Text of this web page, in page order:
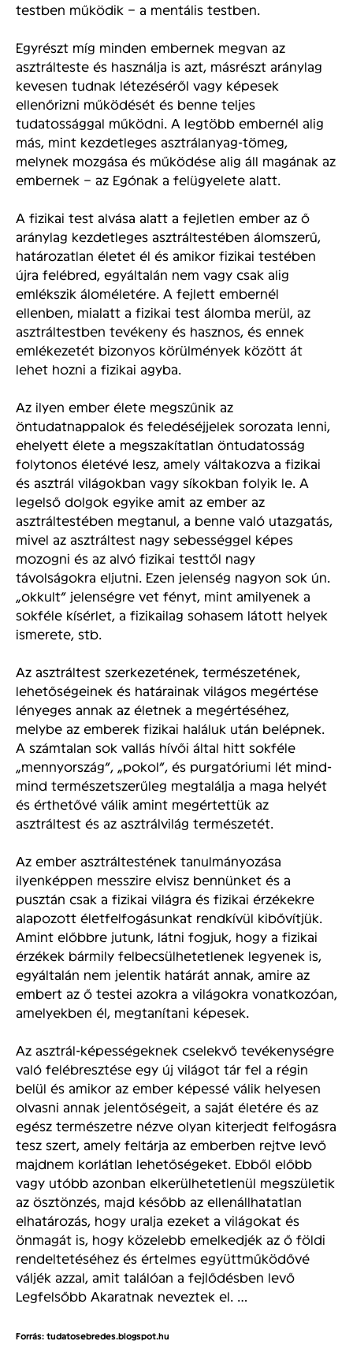
testben működik – a mentális testben.
Egyrészt míg minden embernek megvan az
asztrálteste és használja is azt, másrészt aránylag
kevesen tudnak létezéséről vagy képesek
ellenőrizni működését és benne teljes
tudatossággal működni. A legtöbb embernél alig
más, mint kezdetleges asztrálanyag-tömeg,
melynek mozgása és működése alig áll magának az
embernek – az Egónak a felügyelete alatt.
A fizikai test alvása alatt a fejletlen ember az ő
aránylag kezdetleges asztráltestében álomszerű,
határozatlan életet él és amikor fizikai testében
újra felébred, egyáltalán nem vagy csak alig
emlékszik áloméletére. A fejlett embernél
ellenben, mialatt a fizikai test álomba merül, az
asztráltestben tevékeny és hasznos, és ennek
emlékezetét bizonyos körülmények között át
lehet hozni a fizikai agyba.
Az ilyen ember élete megszűnik az
öntudatnappalok és feledéséjjelek sorozata lenni,
ehelyett élete a megszakítatlan öntudatosság
folytonos életévé lesz, amely váltakozva a fizikai
és asztrál világokban vagy síkokban folyik le. A
legelső dolgok egyike amit az ember az
asztráltestében megtanul, a benne való utazgatás,
mivel az asztráltest nagy sebességgel képes
mozogni és az alvó fizikai testtől nagy
távolságokra eljutni. Ezen jelenség nagyon sok ún.
„okkult” jelenségre vet fényt, mint amilyenek a
sokféle kísérlet, a fizikailag sohasem látott helyek
ismerete, stb.
Az asztráltest szerkezetének, természetének,
lehetőségeinek és határainak világos megértése
lényeges annak az életnek a megértéséhez,
melybe az emberek fizikai haláluk után belépnek.
A számtalan sok vallás hívői által hitt sokféle
„mennyország”, „pokol”, és purgatóriumi lét mind-
mind természetszerűleg megtalálja a maga helyét
és érthetővé válik amint megértettük az
asztráltest és az asztrálvilág természetét.
Az ember asztráltestének tanulmányozása
ilyenképpen messzire elvisz bennünket és a
pusztán csak a fizikai világra és fizikai érzékekre
alapozott életfelfogásunkat rendkívül kibővítjük.
Amint előbbre jutunk, látni fogjuk, hogy a fizikai
érzékek bármily felbecsülhetetlenek legyenek is,
egyáltalán nem jelentik határát annak, amire az
embert az ő testei azokra a világokra vonatkozóan,
amelyekben él, megtanítani képesek.
Az asztrál-képességeknek cselekvő tevékenységre
való felébresztése egy új világot tár fel a régin
belül és amikor az ember képessé válik helyesen
olvasni annak jelentőségeit, a saját életére és az
egész természetre nézve olyan kiterjedt felfogásra
tesz szert, amely feltárja az emberben rejtve levő
majdnem korlátlan lehetőségeket. Ebből előbb
vagy utóbb azonban elkerülhetetlenül megszületik
az ösztönzés, majd később az ellenállhatatlan
elhatározás, hogy uralja ezeket a világokat és
önmagát is, hogy közelebb emelkedjék az ő földi
rendeltetéséhez és értelmes együttműködővé
váljék azzal, amit találóan a fejlődésben levő
Legfelsőbb Akaratnak neveztek el. …
Forrás: tudatosebredes.blogspot.hu